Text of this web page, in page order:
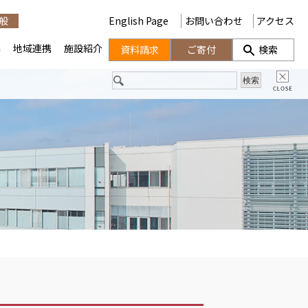
地域連携 施設紹介
English Page お問い合わせ アクセス
資料請求 ご寄付 検索